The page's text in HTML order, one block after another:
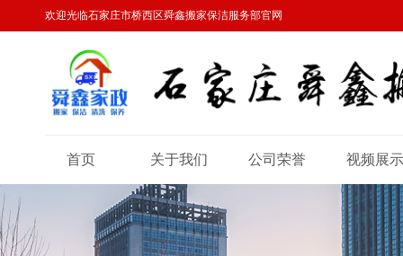
欢迎光临石家庄市桥西区舜鑫搬家保洁服务部官网
首页 关于我们 公司荣誉 视频展示